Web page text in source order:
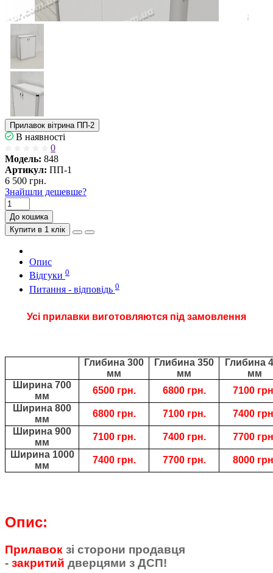
Прилавок вітрина ПП-2
В наявності
0
Модель: 848
Артикул: ПП-1
6 500 грн.
Знайшли дешевше?
До кошика
Купити в 1 клік
Опис
Відгуки 0
Питання - відповідь 0
Усі прилавки виготовляются під замовлення
Глибина 300
мм
Глибина 350
мм
Глибина
мм
Ширина 700
мм
6500 грн. 6800 грн.
7100
Ширина 800
мм
6800 грн. 7100 грн.
7400
Ширина 900
мм
7100 грн. 7400 грн.
7700
Ширина 1000
мм
7400 грн. 7700 грн. 8000
Опис:
Прилавок зі сторони продавця
- закритий дверцями з ДСП!